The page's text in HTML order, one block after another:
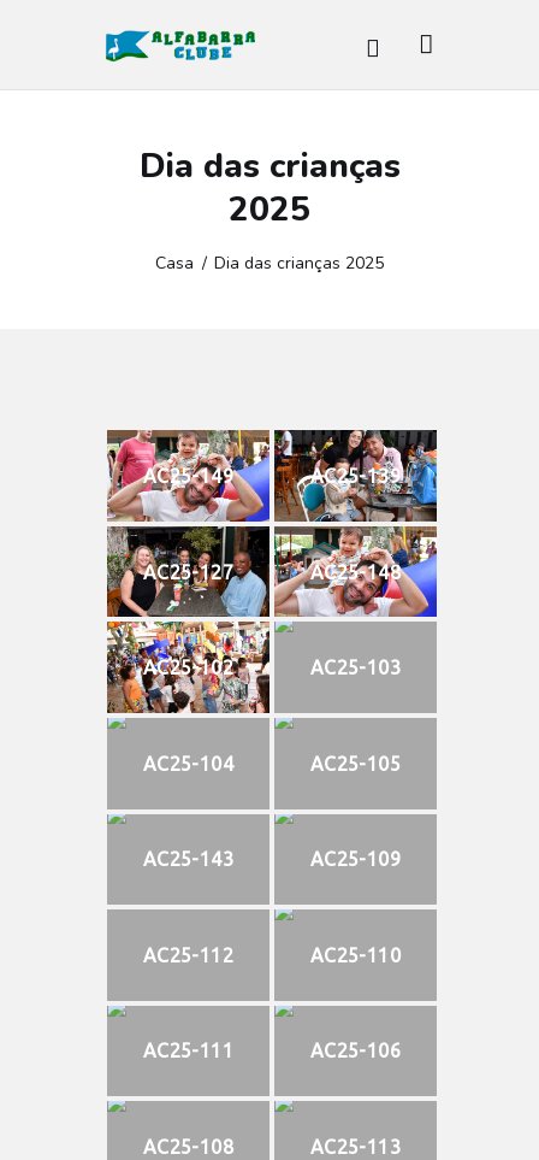
Dia das crianças
2025
Casa Dia das crianças 2025
ALFABARRA CLUBE
HOME
AC25-149 AC25-139
AC25-127 AC25-148
AC25-102 AC25-103
AC25-104 AC25-105
AC25-143 AC25-109
AC25-112 AC25-110
AC25-111 AC25-106
AC25-108 AC25-113